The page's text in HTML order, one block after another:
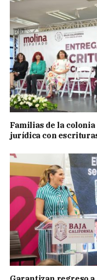
Familias de la
jurídica con